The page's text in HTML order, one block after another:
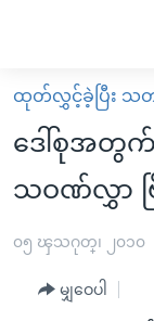
လွယ်ကူ
စေ
များ
မူလစာမျက်နှာ
မြန်မာ
ကမ္ဘာ့သတင်းများ
ရပ်ဝန်းတခု လမ်
ထုတ်လွှင့်ခဲ့ပြီး သတင်
ဒေါ်စုအတွက်
သဝဏ်လွှာ
၀၅ ၾသဂုတ္၊ ၂၀၁၀
မျှဝေပါ